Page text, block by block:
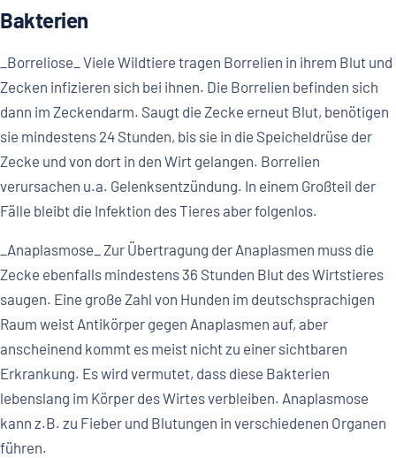
Bakterien
_Borreliose_ Viele Wildtiere tragen Borrelien in ihrem Blut und
Zecken infizieren sich bei ihnen. Die Borrelien befinden sich
dann im Zeckendarm. Saugt die Zecke erneut Blut, benötigen
sie mindestens 24 Stunden, bis sie in die Speicheldrüse der
Zecke und von dort in den Wirt gelangen. Borrelien
verursachen u.a. Gelenksentzündung. In einem Großteil der
Fälle bleibt die Infektion des Tieres aber folgenlos.
_Anaplasmose_ Zur Übertragung der Anaplasmen muss die
Zecke ebenfalls mindestens 36 Stunden Blut des Wirtstieres
saugen. Eine große Zahl von Hunden im deutschsprachigen
Raum weist Antikörper gegen Anaplasmen auf, aber
anscheinend kommt es meist nicht zu einer sichtbaren
Erkrankung. Es wird vermutet, dass diese Bakterien
lebenslang im Körper des Wirtes verbleiben. Anaplasmose
kann z.B. zu Fieber und Blutungen in verschiedenen Organen
führen.